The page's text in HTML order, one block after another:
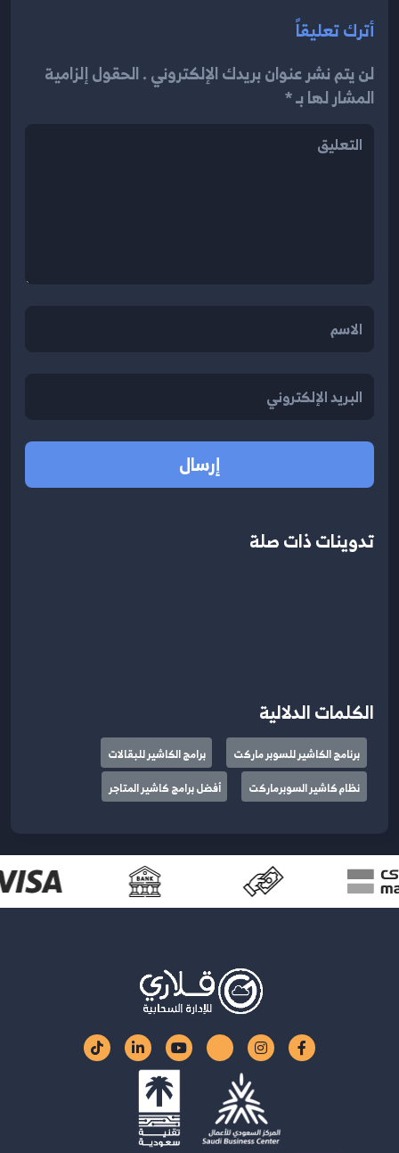
أترك تعليقاً
لن يتم نشر عنوان بريدك الإلكتروني . الحقول إلزامية
المشار لها بـ *
إرسال
تدوينات ذات صلة
الكلمات الدلالية
برنامج الكاشير للسوبر ماركت
برامج الكاشير للبقالات
نظام كاشير السوبرماركت
أفضل برامج كاشير المتاجر